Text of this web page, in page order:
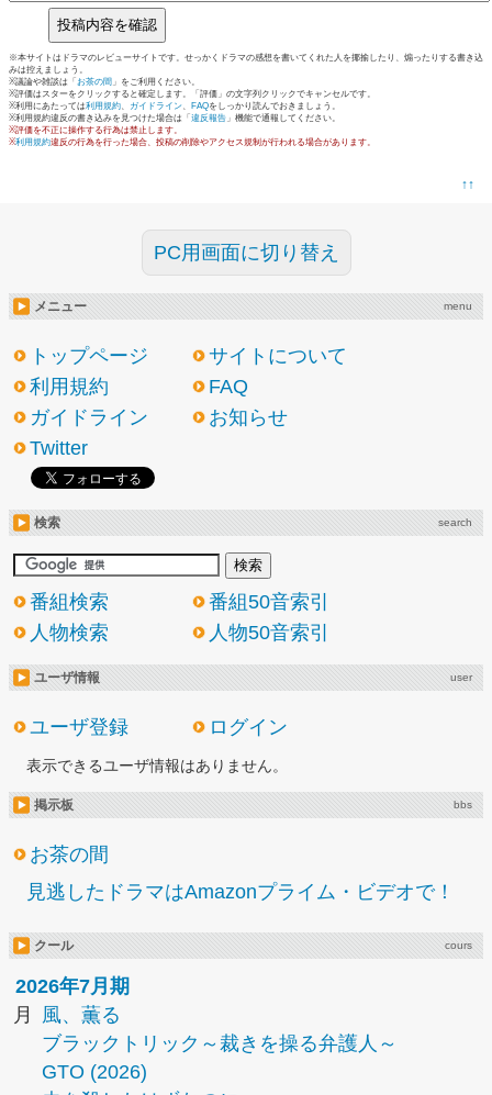
※本サイトはドラマのレビューサイトです。せっかくドラマの感想を書いてくれた人を揶揄したり、煽ったりする書き込
みは控えましょう。
※議論や雑談は「 お茶の間 」をご利用ください。
※評価はスターをクリックすると確定します。「評価」の文字列クリックでキャンセルです。
※利用にあたっては利用規約、 ガイドライン、 FAQをしっかり読んでおきましょう。
※利用規約違反の書き込みを見つけた場合は「 違反報告 」機能で通報してください。
※評価を不正に操作する行為は禁止します。
※利用規約違反の行為を行った場合、投稿の削除やアクセス規制が行われる場合があります。
↑↑
PC用画面に切り替え
メニュー menu
トップページ
サイトについて
利用規約
FAQ
ガイドライン
お知らせ
Twitter
検索 search
番組検索
番組50音索引
人物検索
人物50音索引
ユーザ情報 user
ユーザ登録 ログイン
表示できるユーザ情報はありません。
掲示板 bbs
お茶の間
見逃したドラマはAmazonプライム・ビデオで！
クール cours
2026年7月期
月
風、薫る
ブラックトリック～裁きを操る弁護人～
GTO (2026)